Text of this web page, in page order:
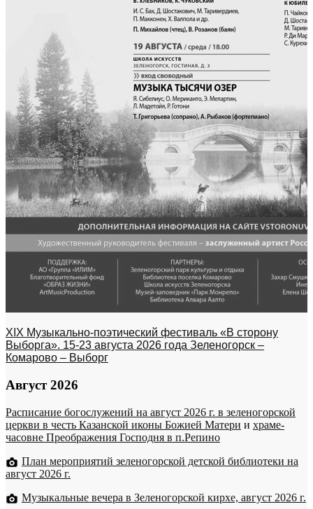
XIX Музыкально-поэтический фестиваль «В сторону
Выборга». 15-23 августа 2026 года Зеленогорск –
Комарово – Выборг
Август 2026
Расписание богослужений на август 2026 г. в зеленогорской
церкви в честь Казанской иконы Божией Матери и храме-
часовне Преображения Господня в п.Репино
План мероприятий зеленогорской детской библиотеки на
август 2026 г.
Музыкальные вечера в Зеленогорской кирхе, август 2026 г.